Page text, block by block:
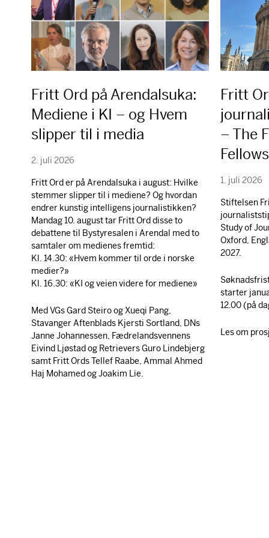
Fritt Ord på Arendalsuka:
Mediene i KI – og Hvem
slipper til i media
2. juli 2026
Fritt Ord er på Arendalsuka i august: Hvilke
stemmer slipper til i mediene? Og hvordan
endrer kunstig intelligens journalistikken?
Mandag 10. august tar Fritt Ord disse to
debattene til Bystyresalen i Arendal med to
samtaler om medienes fremtid:
Kl. 14.30: «Hvem kommer til orde i norske
medier?»
Kl. 16.30: «KI og veien videre for mediene»
Med VGs Gard Steiro og Xueqi Pang,
Stavanger Aftenblads Kjersti Sortland, DNs
Janne Johannessen, Fædrelandsvennens
Eivind Ljøstad og Retrievers Guro Lindebjerg
samt Fritt Ords Tellef Raabe, Ammal Ahmed
Haj Mohamed og Joakim Lie.
Fritt
– The
1. juli 2026
Stiftelsen
Study of
Oxford,
2027.
starter
12.00 (på
Les om